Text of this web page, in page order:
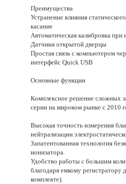
Преимущества
Устранение влияния
касание
Автоматическая калибровка
Датчики открытой дверцы
Простая связь с компьютером
интерфейс Quick USB
Основные функции
Комплексное решение сложных
серии на мировом рынке с 2010
Высокая точность измерения
нейтрализации
Запатентованная технология
ионизатора.
Удобство работы с большим
благодаря емкому регистратору
комплекте).